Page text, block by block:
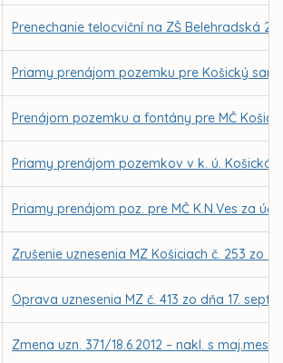
Prenechanie telocviční na ZŠ Belehradská
Priamy prenájom pozemku pre Košický
Prenájom pozemku a fontány pre MČ
Priamy prenájom pozemkov v k. ú. Košická
Priamy prenájom poz. pre MČ K.N.Ves za
Zrušenie uznesenia MZ Košiciach č. 253 zo
Oprava uznesenia MZ č. 413 zo dňa 17.
Zmena uzn. 371/18.6.2012 – nakl. s